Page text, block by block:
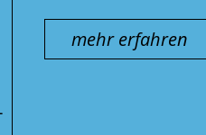
mehr erfahren